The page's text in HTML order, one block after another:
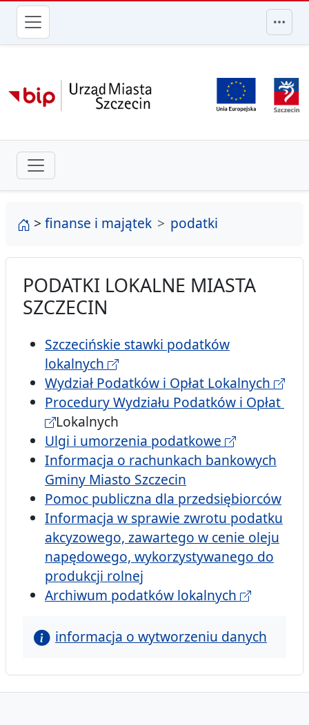
przejdź do głównego menu
strona główna
> finanse i majątek podatki
PODATKI LOKALNE MIASTA
SZCZECIN
Szczecińskie stawki podatków
lokalnych
Wydział Podatków i Opłat Lokalnych
Procedury Wydziału Podatków i Opłat
Lokalnych
Ulgi i umorzenia podatkowe
Informacja o rachunkach bankowych
Gminy Miasto Szczecin
Pomoc publiczna dla przedsiębiorców
Informacja w sprawie zwrotu podatku
akcyzowego, zawartego w cenie oleju
napędowego, wykorzystywanego do
produkcji rolnej
Archiwum podatków lokalnych
informacja o wytworzeniu danych